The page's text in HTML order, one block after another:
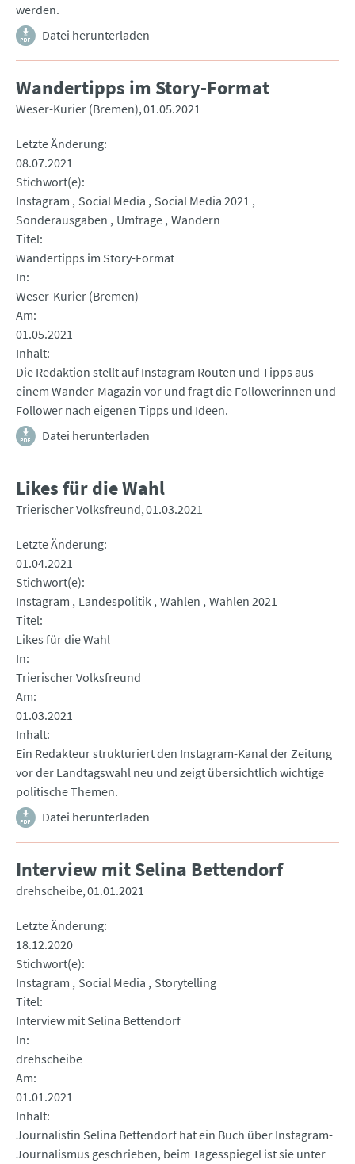
werden.
Datei herunterladen
Wandertipps im Story-Format
Weser-Kurier (Bremen) 01.05.2021
Letzte Änderung
08.07.2021
Stichwort(e)
Instagram
Social Media
Social Media 2021
Sonderausgaben
Umfrage Wandern
Titel
Wandertipps im Story-Format
In
Weser-Kurier (Bremen)
Am
01.05.2021
Inhalt
Die Redaktion stellt auf Instagram Routen und Tipps aus
einem Wander-Magazin vor und fragt die Followerinnen und
Follower nach eigenen Tipps und Ideen.
Datei herunterladen
Likes für die Wahl
Trierischer Volksfreund 01.03.2021
Letzte Änderung
01.04.2021
Stichwort(e)
Instagram
Landespolitik Wahlen Wahlen 2021
Titel
Likes für die Wahl
In
Trierischer Volksfreund
Am
01.03.2021
Inhalt
Ein Redakteur strukturiert den Instagram-Kanal der Zeitung
vor der Landtagswahl neu und zeigt übersichtlich wichtige
politische Themen.
Datei herunterladen
Interview mit Selina Bettendorf
drehscheibe 01.01.2021
Letzte Änderung
18.12.2020
Stichwort(e)
Instagram
Social Media
Storytelling
Titel
Interview mit Selina Bettendorf
In
drehscheibe
Am
01.01.2021
Inhalt
Journalistin Selina Bettendorf hat ein Buch über Instagram-
Journalismus geschrieben, beim Tagesspiegel ist sie unter